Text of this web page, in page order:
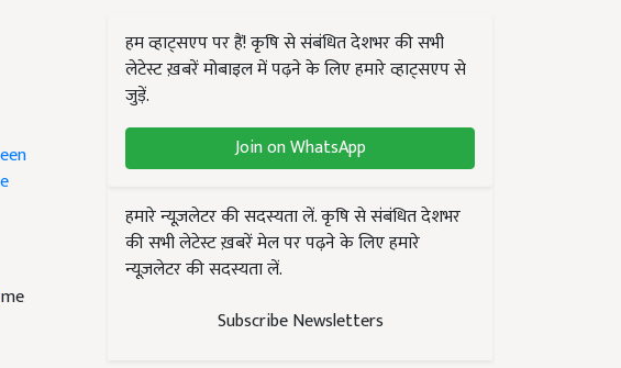
me
हम व्हाट्सएप पर हैं! कृषि से संबंधित देशभर की सभी
लेटेस्ट ख़बरें मोबाइल में पढ़ने के लिए हमारे व्हाट्सएप से
जुड़ें.
Join on WhatsApp
हमारे न्यूज़लेटर की सदस्यता लें. कृषि से संबंधित देशभर
की सभी लेटेस्ट ख़बरें मेल पर पढ़ने के लिए हमारे
न्यूज़लेटर की सदस्यता लें.
Subscribe Newsletters